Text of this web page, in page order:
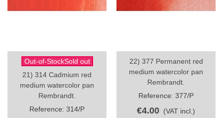
Out-of-StockSold out
21) 314 Cadmium red
medium watercolor pan
Rembrandt.
Reference: 314/P
22) 377 Permanent red
medium watercolor pan
Rembrandt.
Reference: 377/P
€4.00 (VAT incl.)